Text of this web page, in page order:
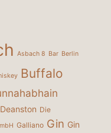
Asbach 8 Bar Berlin
Buffalo
Deanston Die
Galliano Gin Gin